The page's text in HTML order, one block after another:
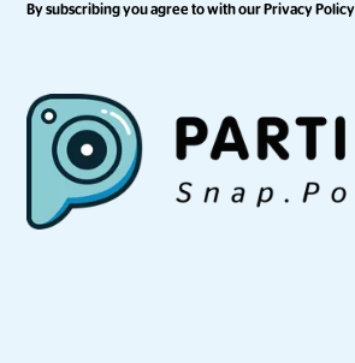
By subscribing you agree to with ourPrivacy Policy